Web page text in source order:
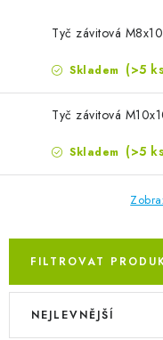
ODVLHČOVAČE
ZVLHČOVAČE
NAHŘÍVACÍ
Tyč závitová
Skladem (>5
Tyč závitová
Skladem (>5
FILTROVAT
Výpis
Řazení
NEJLEVNĚJŠÍ